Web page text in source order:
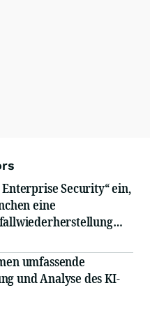
Security“ ein,
eine
zu
umfassende
und Analyse des KI-